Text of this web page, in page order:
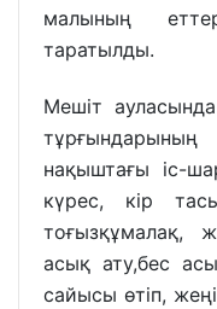
малының
таратылды.
Мешіт
нақыштағы іс-
күрес, кір
тоғызқұмалақ,
асық ату,бес
сайысы өтіп,